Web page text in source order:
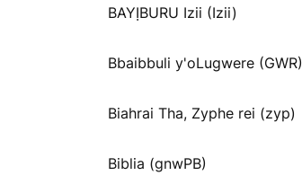
BAYỊBURU Izii (Izii)
Bbaibbuli y'oLugwere (GWR)
Biahrai Tha, Zyphe rei (zyp)
Biblia (gnwPB)